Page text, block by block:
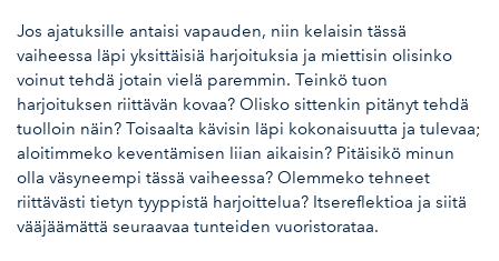
Jos ajatuksille antaisi vapauden, niin kelaisin tässä
vaiheessa läpi yksittäisiä harjoituksia ja miettisin olisinko
voinut tehdä jotain vielä paremmin. Teinkö tuon
harjoituksen riittävän kovaa? Olisko sittenkin pitänyt tehdä
tuolloin näin? Toisaalta kävisin läpi kokonaisuutta ja tulevaa;
aloitimmeko keventämisen liian aikaisin? Pitäisikö minun
olla väsyneempi tässä vaiheessa? Olemmeko tehneet
riittävästi tietyn tyyppistä harjoittelua? Itsereflektioa ja siitä
vääjäämättä seuraavaa tunteiden vuoristorataa.